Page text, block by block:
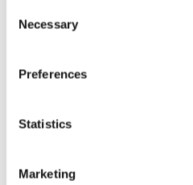
Selection
Necessary
Preferences
Statistics
Marketing
Related Posts:
performance
glazing in
reduction
potential
QUER SABER MAIS?